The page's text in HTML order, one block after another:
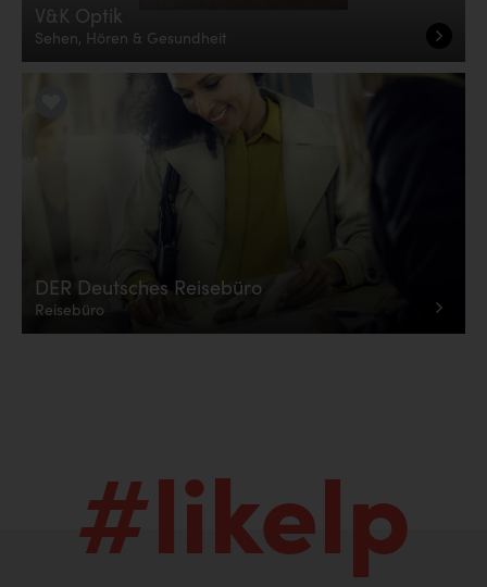
V&K Optik
Sehen, Hören & Gesundheit
DER Deutsches Reisebüro
Reisebüro
#likelp